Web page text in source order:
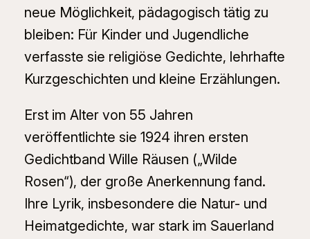
neue Möglichkeit, pädagogisch tätig zu
bleiben: Für Kinder und Jugendliche
verfasste sie religiöse Gedichte, lehrhafte
Kurzgeschichten und kleine Erzählungen.
Erst im Alter von 55 Jahren
veröffentlichte sie 1924 ihren ersten
Gedichtband Wille Räusen („Wilde
Rosen“), der große Anerkennung fand.
Ihre Lyrik, insbesondere die Natur- und
Heimatgedichte, war stark im Sauerland